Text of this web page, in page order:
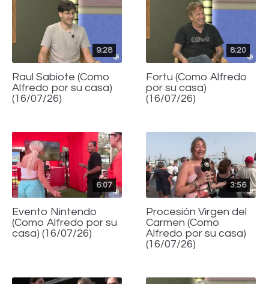
9:28
Raul Sabiote (Como
Alfredo por su casa)
(16/07/26)
8:20
Fortu (Como Alfredo
por su casa)
(16/07/26)
6:07
Evento Nintendo
(Como Alfredo por su
casa) (16/07/26)
3:56
Procesión Virgen del
Carmen (Como
Alfredo por su casa)
(16/07/26)